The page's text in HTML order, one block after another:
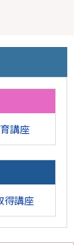
講座
得講座